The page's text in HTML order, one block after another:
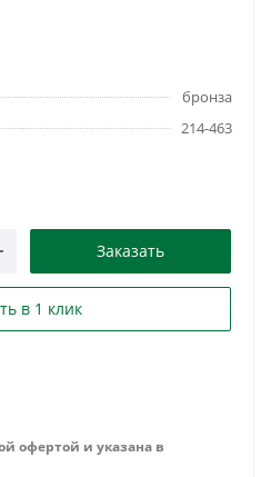
бронза
214-463
Заказать
в 1 клик
офертой и указана в